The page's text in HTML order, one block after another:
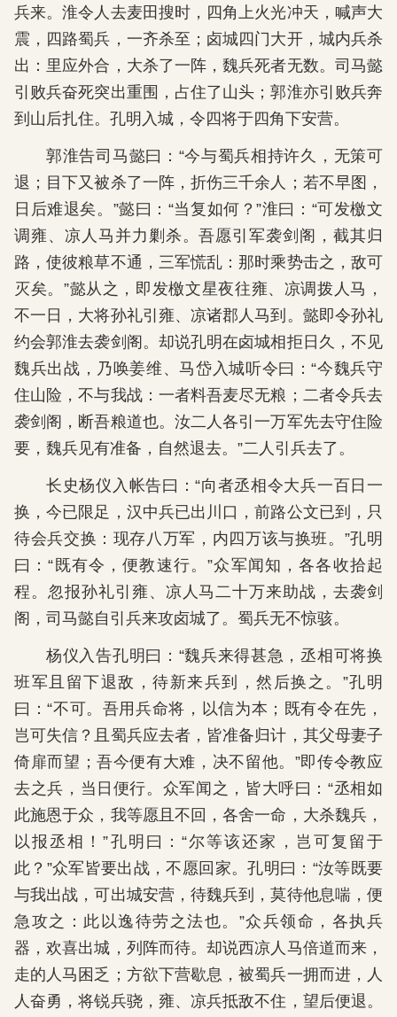
兵来。淮令人去麦田搜时，四角上火光冲天，喊声大
震，四路蜀兵，一齐杀至；卤城四门大开，城内兵杀
出：里应外合，大杀了一阵，魏兵死者无数。司马懿
引败兵奋死突出重围，占住了山头；郭淮亦引败兵奔
到山后扎住。孔明入城，令四将于四角下安营。
郭淮告司马懿曰：“今与蜀兵相持许久，无策可
退；目下又被杀了一阵，折伤三千余人；若不早图，
日后难退矣。”懿曰：“当复如何？”淮曰：“可发檄文
调雍、凉人马并力剿杀。吾愿引军袭剑阁，截其归
路，使彼粮草不通，三军慌乱：那时乘势击之，敌可
灭矣。”懿从之，即发檄文星夜往雍、凉调拨人马，
不一日，大将孙礼引雍、凉诸郡人马到。懿即令孙礼
约会郭淮去袭剑阁。却说孔明在卤城相拒日久，不见
魏兵出战，乃唤姜维、马岱入城听令曰：“今魏兵守
住山险，不与我战：一者料吾麦尽无粮；二者令兵去
袭剑阁，断吾粮道也。汝二人各引一万军先去守住险
要，魏兵见有准备，自然退去。”二人引兵去了。
长史杨仪入帐告曰：“向者丞相令大兵一百日一
换，今已限足，汉中兵已出川口，前路公文已到，只
待会兵交换：现存八万军，内四万该与换班。”孔明
曰：“既有令，便教速行。”众军闻知，各各收拾起
程。忽报孙礼引雍、凉人马二十万来助战，去袭剑
阁，司马懿自引兵来攻卤城了。蜀兵无不惊骇。
杨仪入告孔明曰：“魏兵来得甚急，丞相可将换
班军且留下退敌，待新来兵到，然后换之。”孔明
曰：“不可。吾用兵命将，以信为本；既有令在先，
岂可失信？且蜀兵应去者，皆准备归计，其父母妻子
倚扉而望；吾今便有大难，决不留他。”即传令教应
去之兵，当日便行。众军闻之，皆大呼曰：“丞相如
此施恩于众，我等愿且不回，各舍一命，大杀魏兵，
以报丞相！”孔明曰：“尔等该还家，岂可复留于
此？”众军皆要出战，不愿回家。孔明曰：“汝等既要
与我出战，可出城安营，待魏兵到，莫待他息喘，便
急攻之：此以逸待劳之法也。”众兵领命，各执兵
器，欢喜出城，列阵而待。却说西凉人马倍道而来，
走的人马困乏；方欲下营歇息，被蜀兵一拥而进，人
人奋勇，将锐兵骁，雍、凉兵抵敌不住，望后便退。